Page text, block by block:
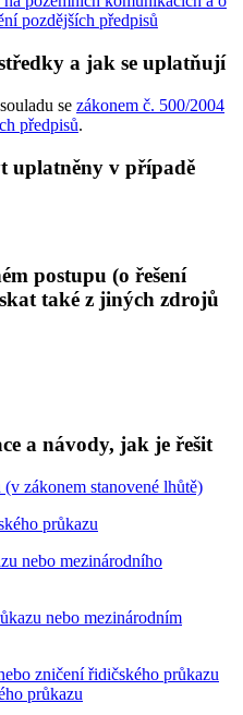
pozdějších předpisů
a jak se uplatňují
se zákonem č. 500/2004
předpisů.
uplatněny v případě
postupu (o řešení
také z jiných zdrojů
a návody, jak je řešit
zákonem stanovené lhůtě)
průkazu
nebo mezinárodního
nebo mezinárodním
zničení řidičského průkazu
průkazu